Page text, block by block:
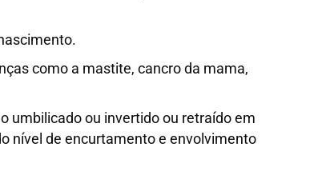
como a mastite, cancro da mama,
umbilicado ou invertido ou retraído em
nível de encurtamento e envolvimento